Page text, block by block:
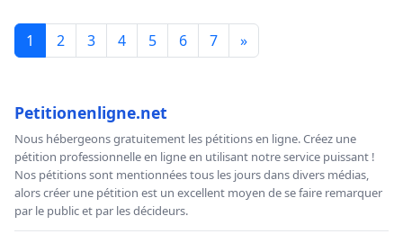
1 2 3 4 5 6 7 »
Petitionenligne.net
Nous hébergeons gratuitement les pétitions en ligne. Créez une
pétition professionnelle en ligne en utilisant notre service puissant !
Nos pétitions sont mentionnées tous les jours dans divers médias,
alors créer une pétition est un excellent moyen de se faire remarquer
par le public et par les décideurs.